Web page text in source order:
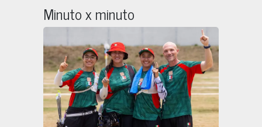
Minuto x minuto